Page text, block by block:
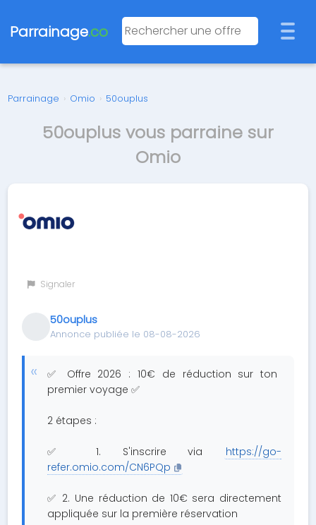
Parrainage.co
Parrainage › Omio › 50ouplus
50ouplus vous parraine sur
Omio
Signaler
50ouplus
Annonce publiée le 08-08-2026
✅ Offre 2026 : 10€ de réduction sur ton
premier voyage ✅
2 étapes :
✅ 1. S'inscrire via
https://go-
refer.omio.com/CN6PQp
✅ 2. Une réduction de 10€ sera directement
appliquée sur la première réservation